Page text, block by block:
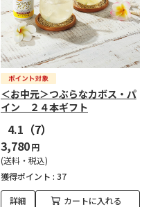
＜お中元＞つぶらなカボス・パ
イン ２４本ギフト
4.1 （7）
3,780円
(送料・税込)
獲得ポイント : 37
詳細 カートに入れる